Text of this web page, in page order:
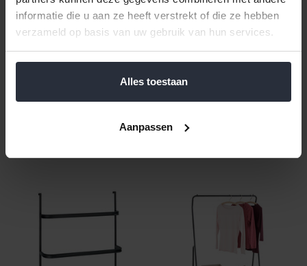
informatie die u aan ze heeft verstrekt of die ze hebben
verzameld op basis van uw gebruik van hun services.
Alles toestaan
Aanpassen
Help ons en andere klanten door het schrijven van een review
Gerelateerde en alternatieve producten